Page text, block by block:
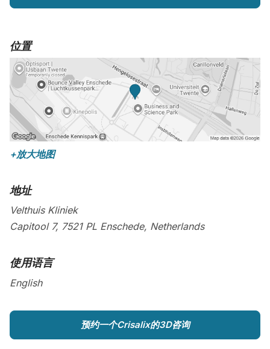
位置
+放大地图
地址
Velthuis Kliniek
Capitool 7, 7521 PL Enschede, Netherlands
使用语言
English
预约一个Crisalix的3D咨询